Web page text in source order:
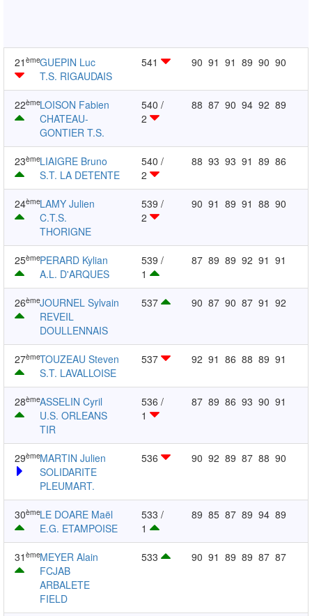
21 èmeGUEPIN Luc
T.S. RIGAUDAIS
541 90 91 91 89 90 90
22èmeLOISON Fabien
CHATEAU-
GONTIER T.S.
540 /
2
88 87 90 94 92 89
23èmeLIAIGRE Bruno
S.T. LA DETENTE
540 /
2
88 93 93 91 89 86
24èmeLAMY Julien
C.T.S.
THORIGNE
539 /
2
90 91 89 91 88 90
25èmePERARD Kylian
A.L. D'ARQUES
539 /
1
87 89 89 92 91 91
26èmeJOURNEL Sylvain
REVEIL
DOULLENNAIS
537 90 87 90 87 91 92
27èmeTOUZEAU Steven
S.T. LAVALLOISE
537 92 91 86 88 89 91
28èmeASSELIN Cyril
U.S. ORLEANS
TIR
536 /
1
87 89 86 93 90 91
29èmeMARTIN Julien
SOLIDARITE
PLEUMART.
536 90 92 89 87 88 90
30èmeLE DOARE Maël
E.G. ETAMPOISE
533 /
1
89 85 87 89 94 89
31 èmeMEYER Alain
FCJAB
ARBALETE
FIELD
533 90 91 89 89 87 87